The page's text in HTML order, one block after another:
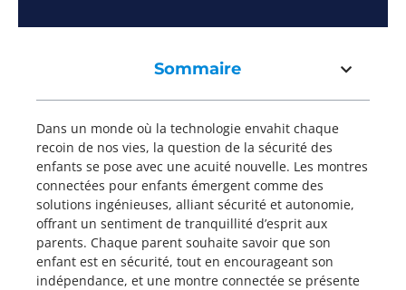
Sommaire
Dans un monde où la technologie envahit chaque
recoin de nos vies, la question de la sécurité des
enfants se pose avec une acuité nouvelle. Les montres
connectées pour enfants émergent comme des
solutions ingénieuses, alliant sécurité et autonomie,
offrant un sentiment de tranquillité d’esprit aux
parents. Chaque parent souhaite savoir que son
enfant est en sécurité, tout en encourageant son
indépendance, et une montre connectée se présente